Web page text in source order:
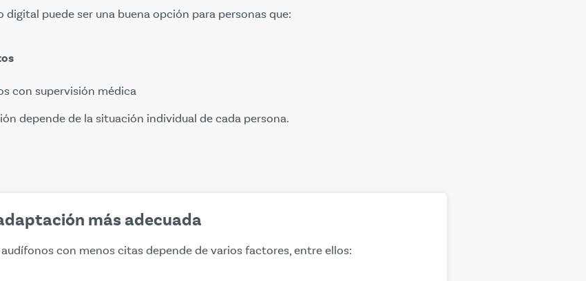
puede ser una buena opción para personas que:
con supervisión médica
depende de la situación individual de cada persona.
más adecuada
con menos citas depende de varios factores, entre ellos: